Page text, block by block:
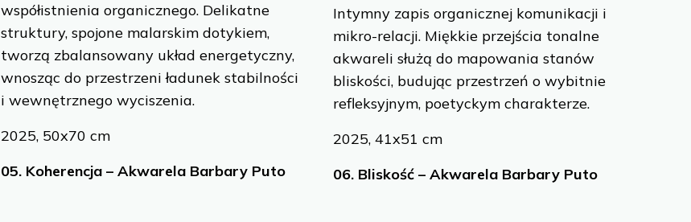
współistnienia organicznego. Delikatne
struktury, spojone malarskim dotykiem,
tworzą zbalansowany układ energetyczny,
wnosząc do przestrzeni ładunek stabilności
i wewnętrznego wyciszenia.
2025, 50x70 cm
05. Koherencja – Akwarela Barbary Puto
Intymny zapis organicznej komunikacji i
mikro-relacji. Miękkie przejścia tonalne
akwareli służą do mapowania stanów
bliskości, budując przestrzeń o wybitnie
refleksyjnym, poetyckym charakterze.
2025, 41x51 cm
06. Bliskość – Akwarela Barbary Puto